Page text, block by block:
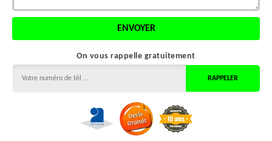
On vous rappelle gratuitement